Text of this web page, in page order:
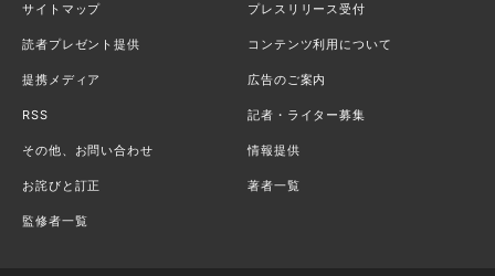
サイトマップ プレスリリース受付
読者プレゼント提供 コンテンツ利用について
提携メディア 広告のご案内
RSS 記者・ライター募集
その他、お問い合わせ 情報提供
お詫びと訂正 著者一覧
監修者一覧